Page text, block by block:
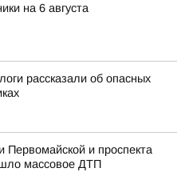
на 6 августа
рассказали об опасных
Первомайской и проспекта
массовое ДТП